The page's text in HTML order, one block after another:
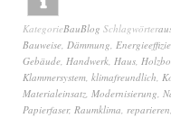
KategorieBauBlog Schlagwörter
Bauweise, Dämmung,
Gebäude, Handwerk, Haus,
Klammersystem, klimafreundlich,
Materialeinsatz, Modernisierung,
Papierfaser, Raumklima, reparieren,